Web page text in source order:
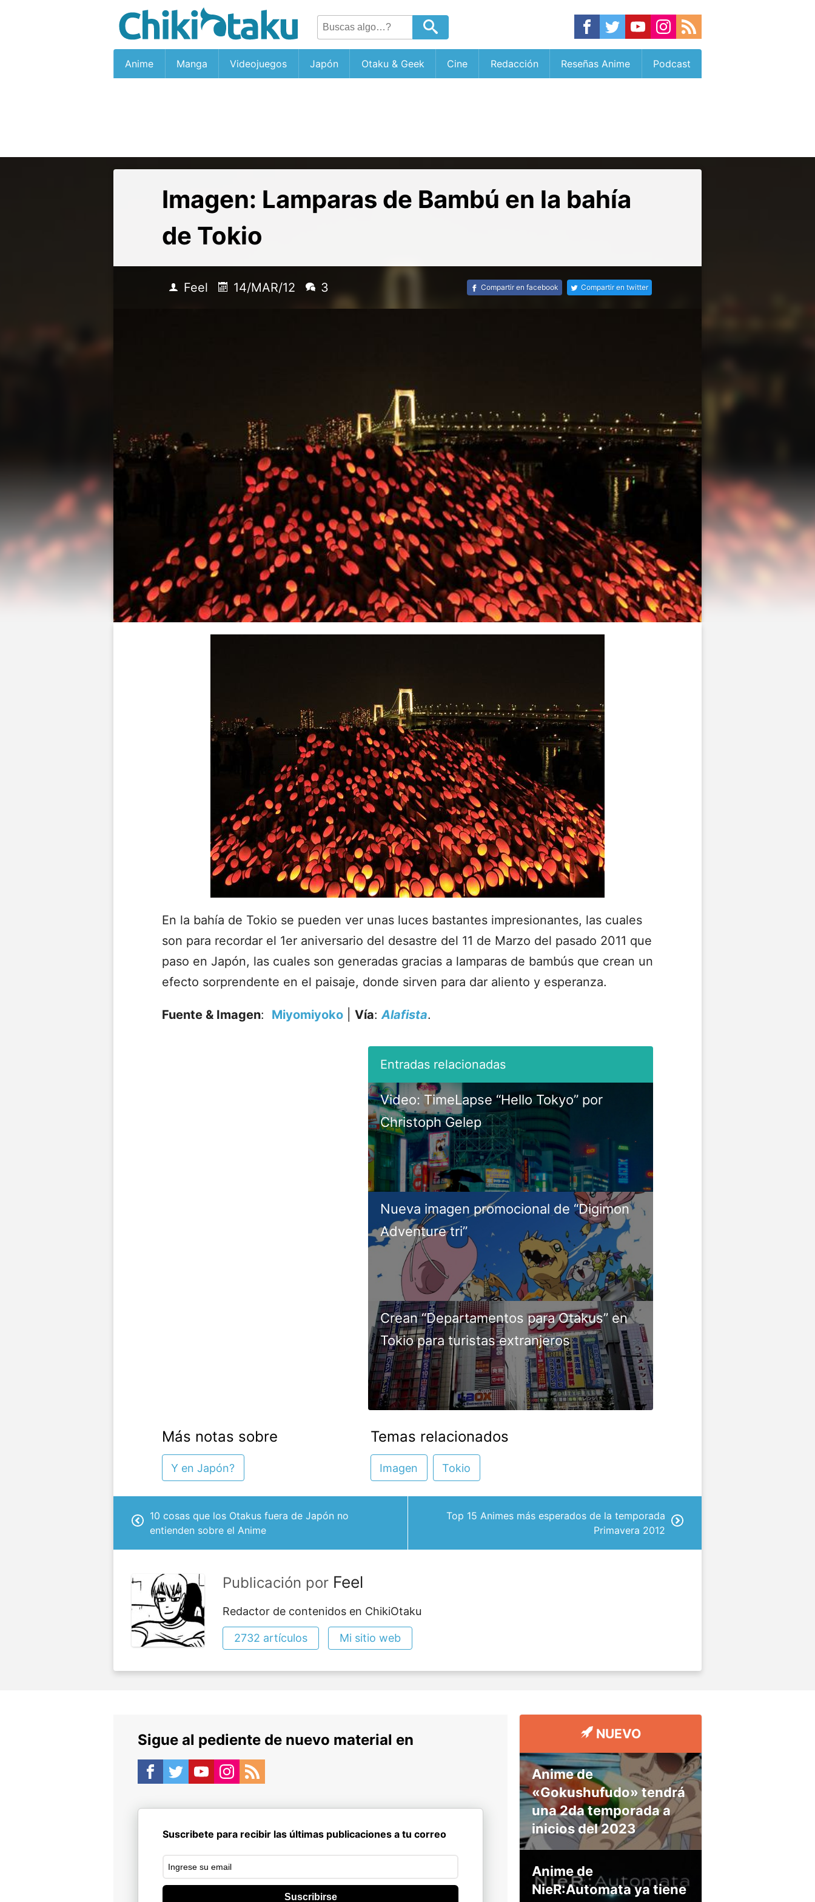
Anime Manga Videojuegos Japón Otaku & Geek Cine Redacción Reseñas Anime Podcast
Imagen: Lamparas de Bambú en la bahía
de Tokio
Feel 14/MAR/12 3 Compartir en facebook Compartir en twitter
En la bahía de Tokio se pueden ver unas luces bastantes impresionantes, las cuales
son para recordar el 1er aniversario del desastre del 11 de Marzo del pasado 2011 que
paso en Japón, las cuales son generadas gracias a lamparas de bambús que crean un
efecto sorprendente en el paisaje, donde sirven para dar aliento y esperanza.
Fuente & Imagen: Miyomiyoko Vía:Alafista.
Video: TimeLapse “Hello Tokyo” por
Christoph Gelep
Nueva imagen promocional de “Digimon
Adventure tri”
Crean “Departamentos para Otakus” en
Tokio para turistas extranjeros
Más notas sobre
Y en Japón?
Temas relacionados
Imagen Tokio
10 cosas que los Otakus fuera de Japón no
entienden sobre el Anime
Top 15 Animes más esperados de la temporada
Primavera 2012
Publicación por Feel
Redactor de contenidos en ChikiOtaku
2732 artículos Mi sitio web
Sigue al pediente de nuevo material en
Suscribete para recibir las últimas publicaciones a tu correo
Suscribirse
NUEVO
Anime de
«Gokushufudo» tendrá
una 2da temporada a
inicios del 2023
Anime de
NieR:Automata ya tiene